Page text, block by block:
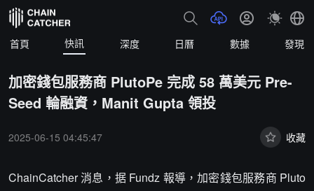
首頁 快訊 深度 日曆 數據 發現
加密錢包服務商 PlutoPe 完成 58 萬美元 Pre-
Seed 輪融資，Manit Gupta 領投
2025-06-15 04:45:47 收藏
ChainCatcher 消息，据 Fundz 報導，加密錢包服務商 Pluto